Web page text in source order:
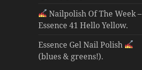
Nailpolish Of The Week –
Essence 41 Hello Yellow.
Essence Gel Nail Polish
(blues & greens!).